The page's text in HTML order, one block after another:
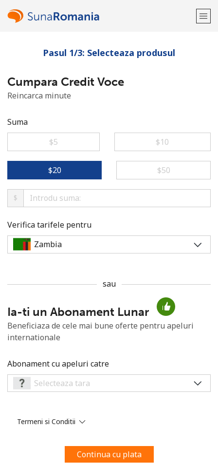
Bine-ai venit!
Ai deja cont?Logheaza-te →
Minim 8 litere
O majuscula si o litera mica
Un simbol/litera speciala
Ramai conectat cu noi pentru a primi toate ofertele pe
Prin deschiderea unui cont pe acest site, sunt de acord cu
Pasul 1/3: Selecteaza produsul
Cumpara Credit Voce
Reincarca minute
Suma
⁦$5⁩
⁦$10⁩
⁦$20⁩ ⁦$50⁩
$
Verifica tarifele pentru
sau
Ia-ti un Abonament Lunar
Beneficiaza de cele mai bune oferte pentru apeluri
internationale
Abonament cu apeluri catre
Termeni si Conditii
Continua cu plata